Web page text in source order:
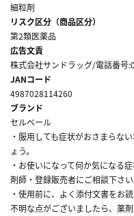
細粒剤
リスク区分（商品区分）
第2類医薬品
広告文責
株式会社サンドラッグ/電話番
JANコード
4987028114260
ブランド
セルベール
・服用しても症状がおさまらな
ょう。
・お使いになって何か気になる
剤師・登録販売者にご相談下さい
・使用前に、よく添付文書をお
不明な点がございましたら、薬